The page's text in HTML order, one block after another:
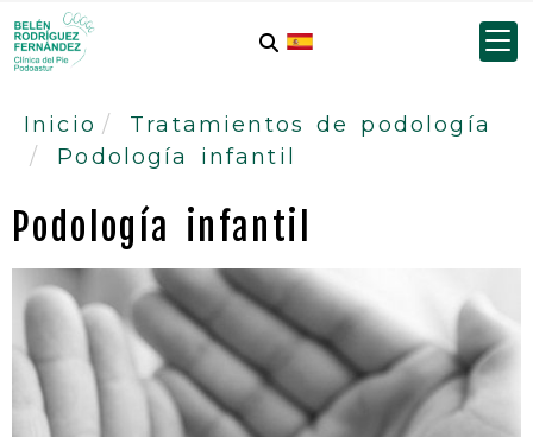
Inicio
Tratamientos de podología
Podología infantil
Podología infantil